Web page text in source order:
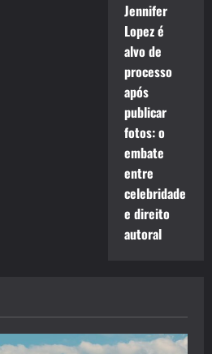
Jennifer
Lopez é
alvo de
processo
após
publicar
fotos: o
embate
entre
celebridade
e direito
autoral